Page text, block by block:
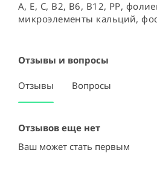
А, Е, С, В2, В6, В12, РР,
микроэлементы кальций,
Отзывы и вопросы
Отзывы Вопросы
Отзывов еще нет
Ваш может стать первым